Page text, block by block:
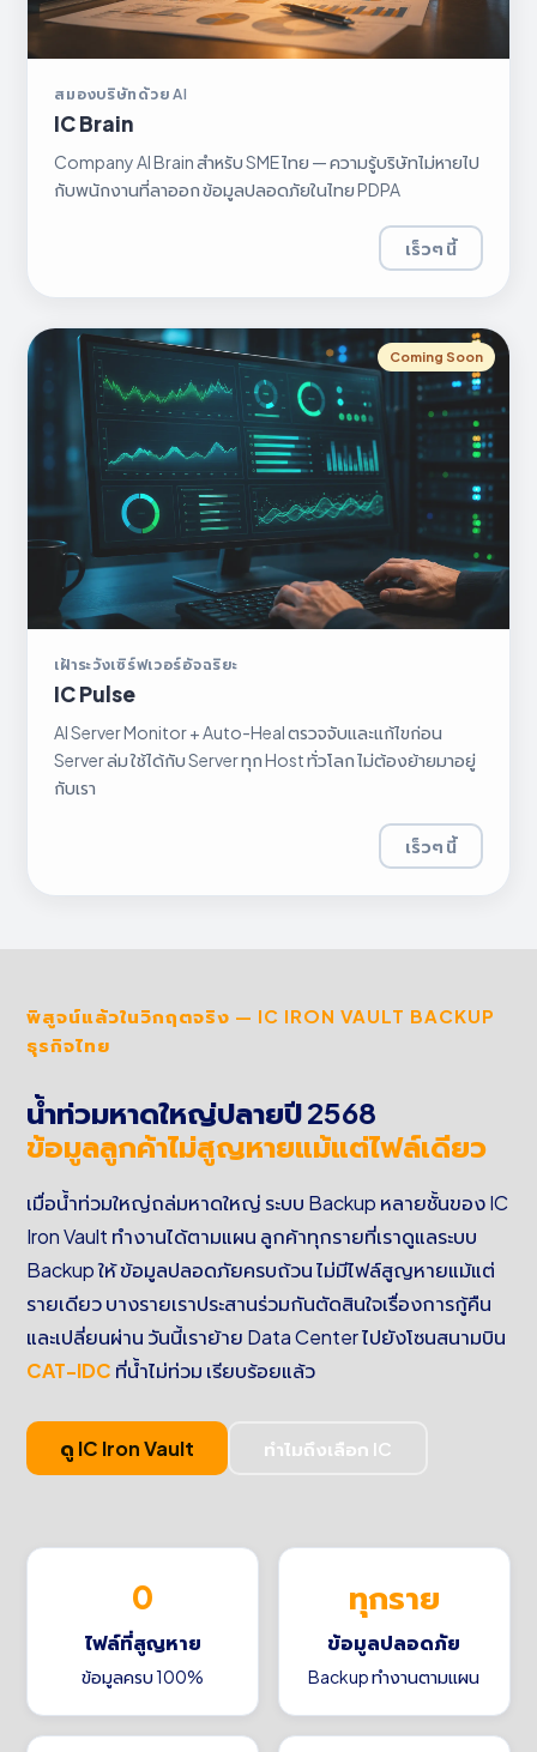
สมองบริษัทด้วย AI
IC Brain
Company AI Brain สำหรับ SME ไทย — ความรู้บริษัทไม่หายไป
กับพนักงานที่ลาออก ข้อมูลปลอดภัยในไทย PDPA
เร็วๆ นี้
Coming Soon
เฝ้าระวังเซิร์ฟเวอร์อัจฉริยะ
IC Pulse
AI Server Monitor + Auto-Heal ตรวจจับและแก้ไขก่อน
Server ล่ม ใช้ได้กับ Server ทุก Host ทั่วโลก ไม่ต้องย้ายมาอยู่
กับเรา
เร็วๆ นี้
พิสูจน์แล้วในวิกฤตจริง — IC IRON VAULT BACKUP
ธุรกิจไทย
น้ำท่วมหาดใหญ่ปลายปี 2568
ข้อมูลลูกค้าไม่สูญหายแม้แต่ไฟล์เดียว
เมื่อน้ำท่วมใหญ่ถล่มหาดใหญ่ ระบบ Backup หลายชั้นของ IC
Iron Vault ทำงานได้ตามแผน ลูกค้าทุกรายที่เราดูแลระบบ
Backup ให้ ข้อมูลปลอดภัยครบถ้วน ไม่มีไฟล์สูญหายแม้แต่
รายเดียว บางรายเราประสานร่วมกันตัดสินใจเรื่องการกู้คืน
และเปลี่ยนผ่าน วันนี้เราย้าย Data Center ไปยังโซนสนามบิน
CAT-IDC ที่น้ำไม่ท่วม เรียบร้อยแล้ว
ดู IC Iron Vault ทำไมถึงเลือก IC
0
ไฟล์ที่สูญหาย
ข้อมูลครบ 100%
ทุกราย
ข้อมูลปลอดภัย
Backup ทำงานตามแผน